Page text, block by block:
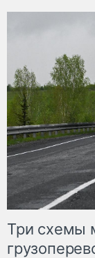
Три схемы